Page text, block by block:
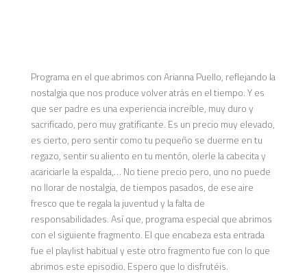
Programa en el que abrimos con Arianna Puello, reflejando la
nostalgia que nos produce volver atrás en el tiempo. Y es
que ser padre es una experiencia increíble, muy duro y
sacrificado, pero muy gratificante. Es un precio muy elevado,
es cierto, pero sentir como tu pequeño se duerme en tu
regazo, sentir su aliento en tu mentón, olerle la cabecita y
acariciarle la espalda,… No tiene precio pero, uno no puede
no llorar de nostalgia, de tiempos pasados, de ese aire
fresco que te regala la juventud y la falta de
responsabilidades. Así que, programa especial que abrimos
con el siguiente fragmento. El que encabeza esta entrada
fue el playlist habitual y este otro fragmento fue con lo que
abrimos este episodio. Espero que lo disfrutéis.